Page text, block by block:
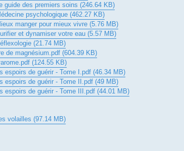
guide des premiers soins (246.64 KB)
psychologique (462.27 KB)
manger pour mieux vivre (5.76 MB)
et dynamiser votre eau (5.57 MB)
(21.74 MB)
de magnésium.pdf (604.39 KB)
(124.55 KB)
espoirs de guérir - Tome I.pdf (46.34 MB)
espoirs de guérir - Tome II.pdf (49 MB)
espoirs de guérir - Tome III.pdf (44.01 MB)
volailles (97.14 MB)